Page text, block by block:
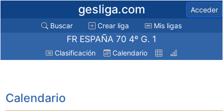
gesliga.com
Acceder
Buscar
Crear liga Mis ligas
FR ESPAÑA 70 4º G. 1
Clasificación Calendario
Calendario